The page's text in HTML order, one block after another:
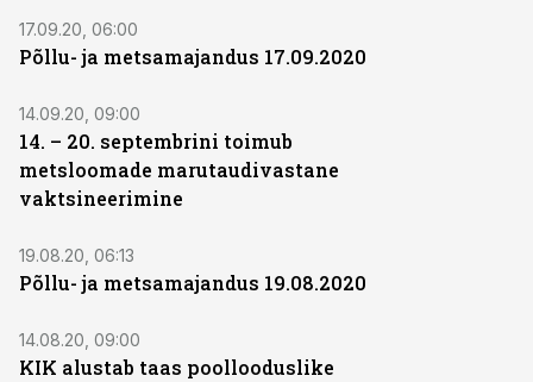
17.09.20, 06:00
Põllu- ja metsamajandus 17.09.2020
14.09.20, 09:00
14. – 20. septembrini toimub
metsloomade marutaudivastane
vaktsineerimine
19.08.20, 06:13
Põllu- ja metsamajandus 19.08.2020
14.08.20, 09:00
KIK alustab taas poollooduslike